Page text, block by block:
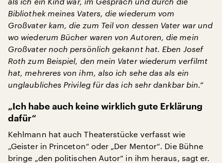
Bibliothek meines Vaters, die wiederum vom
Großvater kam, die zum Teil von dessen Vater war und
wo wiederum Bücher waren von Autoren, die mein
Großvater noch persönlich gekannt hat. Eben Josef
Roth zum Beispiel, den mein Vater wiederum verfilmt
hat, mehreres von ihm, also ich sehe das als ein
unglaubliches Privileg für das ich sehr dankbar bin.“
„Ich habe auch keine wirklich gute Erklärung
dafür“
Kehlmann hat auch Theaterstücke verfasst wie
„Geister in Princeton“ oder „Der Mentor“. Die Bühne
bringe „den politischen Autor“ in ihm heraus, sagt er.